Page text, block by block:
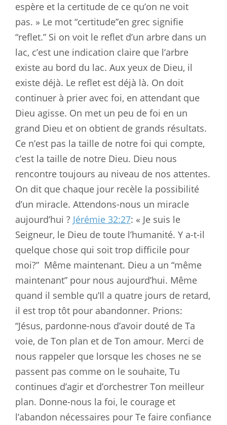
espère et la certitude de ce qu’on ne voit
pas. » Le mot “certitude”en grec signifie
“reflet.” Si on voit le reflet d’un arbre dans un
lac, c’est une indication claire que l’arbre
existe au bord du lac. Aux yeux de Dieu, il
existe déjà. Le reflet est déjà là. On doit
continuer à prier avec foi, en attendant que
Dieu agisse. On met un peu de foi en un
grand Dieu et on obtient de grands résultats.
Ce n’est pas la taille de notre foi qui compte,
c’est la taille de notre Dieu. Dieu nous
rencontre toujours au niveau de nos attentes.
On dit que chaque jour recèle la possibilité
d’un miracle. Attendons-nous un miracle
aujourd’hui ? Jérémie 32:27: « Je suis le
Seigneur, le Dieu de toute l’humanité. Y a-t-il
quelque chose qui soit trop difficile pour
moi?” Même maintenant. Dieu a un “même
maintenant” pour nous aujourd’hui. Même
quand il semble qu’Il a quatre jours de retard,
il est trop tôt pour abandonner. Prions:
“Jésus, pardonne-nous d’avoir douté de Ta
voie, de Ton plan et de Ton amour. Merci de
nous rappeler que lorsque les choses ne se
passent pas comme on le souhaite, Tu
continues d’agir et d’orchestrer Ton meilleur
plan. Donne-nous la foi, le courage et
l’abandon nécessaires pour Te faire confiance